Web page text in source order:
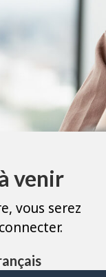
venir
vous serez